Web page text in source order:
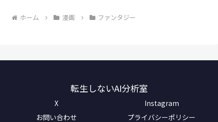
ホーム 漫画 ファンタジー
転生しないAI分析室
X
Instagram
お問い合わせ
プライバシーポリシー